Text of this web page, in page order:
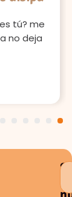
tú? me
no deja
a